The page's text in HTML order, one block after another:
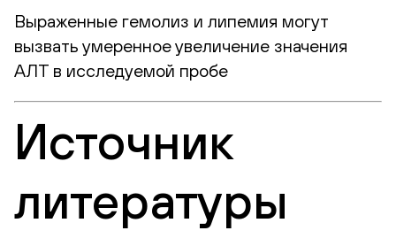
Выраженные гемолиз и липемия могут
вызвать умеренное увеличение значения
АЛТ в исследуемой пробе
Источник
литературы